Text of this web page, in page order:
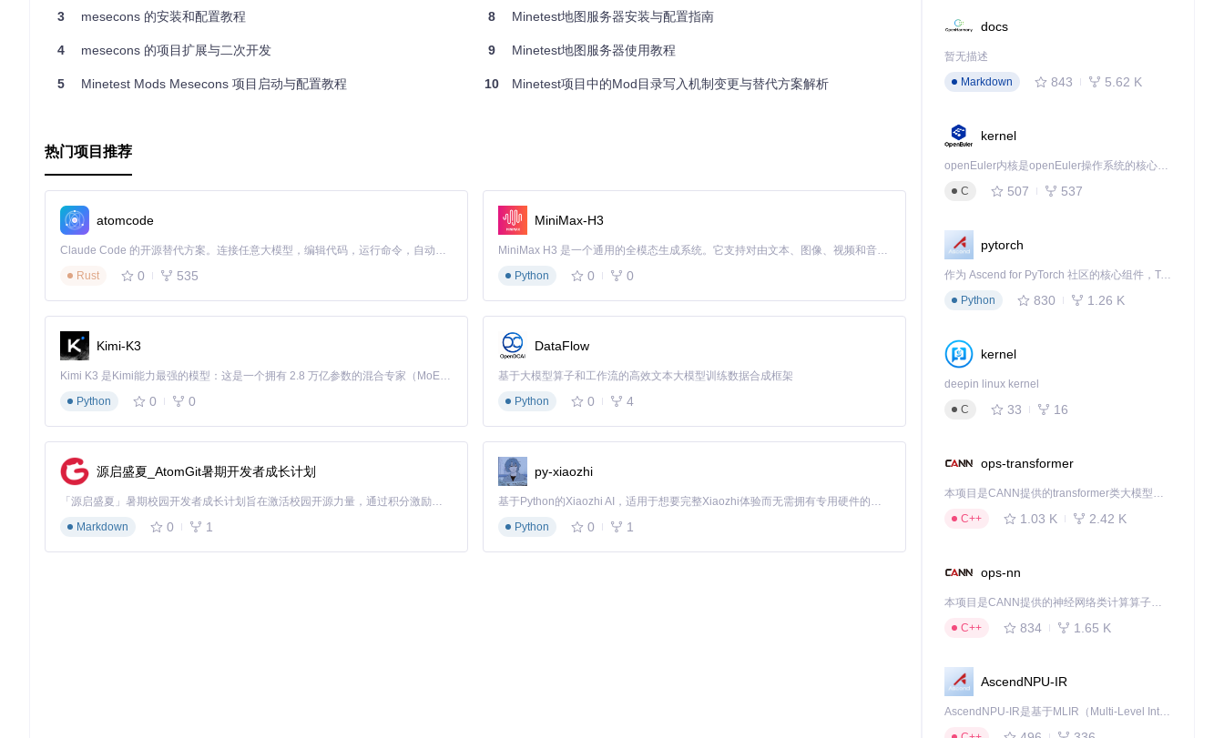
3 mesecons 的安装和配置教程
4 mesecons 的项目扩展与二次开发
5 Minetest Mods Mesecons 项目启动与配置教程
8 Minetest地图服务器安装与配置指南
9 Minetest地图服务器使用教程
10 Minetest项目中的Mod目录写入机制变更与替代方案解析
热门项目推荐
atomcode
Claude Code 的开源替代方案。连接任意大模型，编辑代码，运行命令，自动验证 — 全自动执行。用 Rust 构建，极致性能。 ｜ An open-source alternative to Claude Code. Connect any LLM, edit code, run commands, and verify changes — autonomously. Built in Rust for speed. Get Started
Rust
0 535
MiniMax-H3
MiniMax H3 是一个通用的全模态生成系统。它支持对由文本、图像、视频和音频组成的多模态上下文进行统一理解，并能生成分辨率高达 2K、时长可达 15 秒的带原生立体声音频的视频。得益于面向任务泛化的系统设计，H3 在预训练阶段就已具备广泛的多模态上下文理解与生成能力，能够出色地执行复杂的多模态指令。
Python
0 0
Kimi-K3
Kimi K3 是Kimi能力最强的模型：这是一个拥有 2.8 万亿参数的混合专家（MoE）模型，具备原生视觉理解能力，并支持 100 万 token 的上下文窗口。
Python
0 0
DataFlow
基于大模型算子和工作流的高效文本大模型训练数据合成框架
Python
0 4
源启盛夏_AtomGit暑期开发者成长计划
「源启盛夏」暑期校园开发者成长计划旨在激活校园开源力量，通过积分激励、认证扶持、资源倾斜等形式，引导高校组织和开发者完成「入驻 — 建项目 — 做贡献 — 获认证 — 得资源」的完整闭环。无论你是想带领社团入驻平台的组织者，还是希望用代码贡献证明自己的开发者，都能在这里找到属于你的成长路径。
Markdown
0 1
py-xiaozhi
基于Python的Xiaozhi AI，适用于想要完整Xiaozhi体验而无需拥有专用硬件的用户。
Python
0 1
docs
暂无描述
Markdown
843 5.62 K
kernel
openEuler内核是openEuler操作系统的核心，既是系统性能与稳定性的基石，也是连接处理器、设备与服务的桥梁。
C
507 537
pytorch
作为 Ascend for PyTorch 社区的核心组件，TorchNPU 是昇腾专为 PyTorch 打造的深度学习适配插件，使 PyTorch 框架能够直接调用昇腾 NPU，为开发者提供昇腾 AI 处理器的超强算力。
Python
830 1.26 K
kernel
deepin linux kernel
C
33 16
ops-transformer
本项目是CANN提供的transformer类大模型算子库，实现网络在NPU上加速计算。
C++
1.03 K 2.42 K
ops-nn
本项目是CANN提供的神经网络类计算算子库，实现网络在NPU上加速计算。
C++
834 1.65 K
AscendNPU-IR
AscendNPU-IR是基于MLIR（Multi-Level Intermediate Representation）构建的，面向昇腾亲和算子编译时使用的中间表示，提供昇腾完备表达能力，通过编译优化提升昇腾AI处理器计算效率，支持通过生态框架使能昇腾AI处理器与深度调优